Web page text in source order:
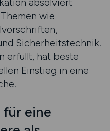
wie
Sicherheitstechnik.
erfüllt, hat beste
Einstieg in eine
für eine